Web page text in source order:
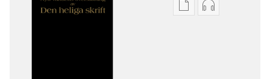
Valmöjligheter